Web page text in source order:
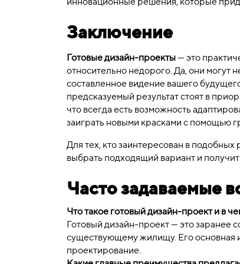
Заключение
Готовые дизайн-проекты— это
относительно недорого. Да, они могут
составленное видение вашего
предсказуемый результат стоят в
что всегда есть возможность
заиграть новыми красками с помощью
Для тех, кто заинтересован в
выбрать подходящий вариант и
Часто задаваемые
Что такое готовый дизайн-проект и в
Готовый дизайн-проект — это заранее
существующему жилищу. Его основная
проектирование.